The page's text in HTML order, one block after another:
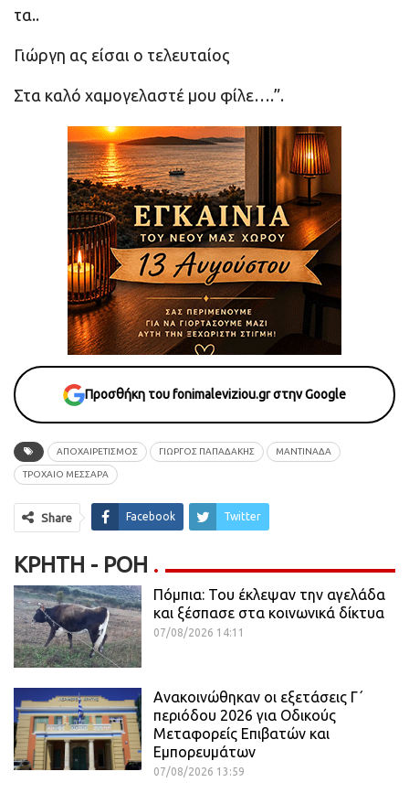
τα..
Γιώργη ας είσαι ο τελευταίος
Στα καλό χαμογελαστέ μου φίλε….”.
Προσθήκη του fonimaleviziou.gr στην Google
ΑΠΟΧΑΙΡΕΤΙΣΜΟΣ ΓΙΩΡΓΟΣ ΠΑΠΑΔΑΚΗΣ ΜΑΝΤΙΝΑΔΑ
ΤΡΟΧΑΙΟ ΜΕΣΣΑΡΑ
Share Facebook Twitter
ΚΡΉΤΗ - ΡΟΗ
Πόμπια: Του έκλεψαν την αγελάδα
και ξέσπασε στα κοινωνικά δίκτυα
07/08/2026 14:11
Ανακοινώθηκαν οι εξετάσεις Γ΄
περιόδου 2026 για Οδικούς
Μεταφορείς Επιβατών και
Εμπορευμάτων
07/08/2026 13:59